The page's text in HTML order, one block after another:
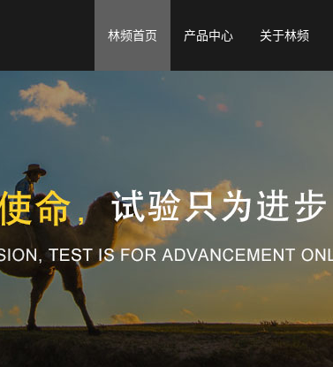
林频首页 产品中心 关于林频